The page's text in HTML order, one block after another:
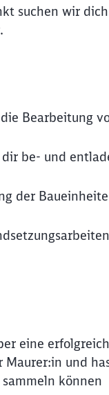
suchen wir
Bearbeitung
be- und
der
eine
und
können